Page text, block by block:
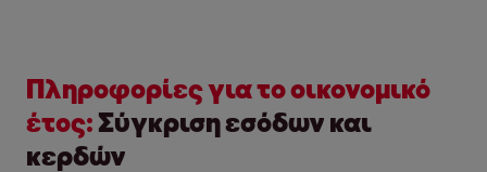
Πληροφορίες για το οικονομικό
έτος: Σύγκριση εσόδων και
κερδών